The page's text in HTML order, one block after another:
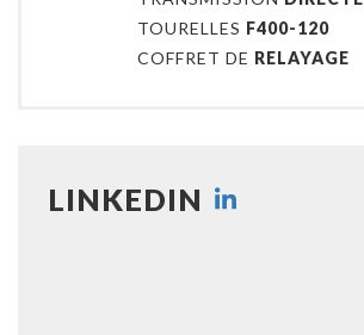
TOURELLES F400-120
COFFRET DE RELAYAGE
LINKEDIN